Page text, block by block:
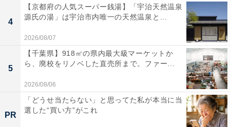
他の星座の運勢も見る
【7月の運勢】おひつじ座（牡羊座）
【7月の運勢】おうし座（牡牛座）
4
【京都府の人気スーパー銭湯】「宇治天然温泉
源氏の湯」は宇治市内唯一の天然温泉と...
2026/08/07
5
【千葉県】918㎡の県内最大級マーケットか
ら、廃校をリノベした直売所まで。ファー...
2026/08/06
PR
「どうせ当たらない」と思ってた私が本当に当
選した“買い方”がこれ